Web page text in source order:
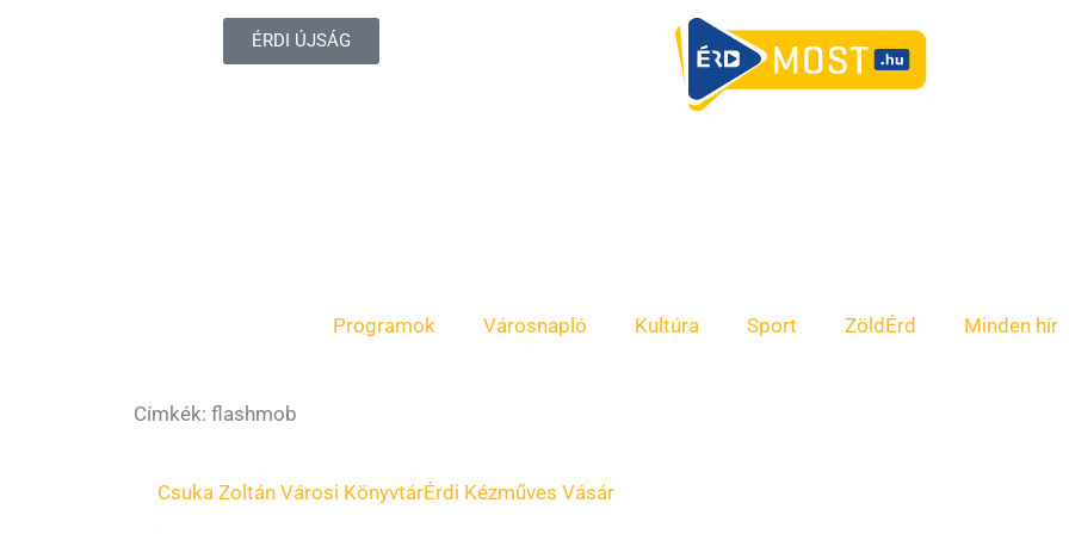
ÉRDI ÚJSÁG
Programok Városnapló Kultúra Sport ZöldÉrd Minden hír
Címkék: flashmob
Csuka Zoltán Városi KönyvtárÉrdi Kézműves Vásár